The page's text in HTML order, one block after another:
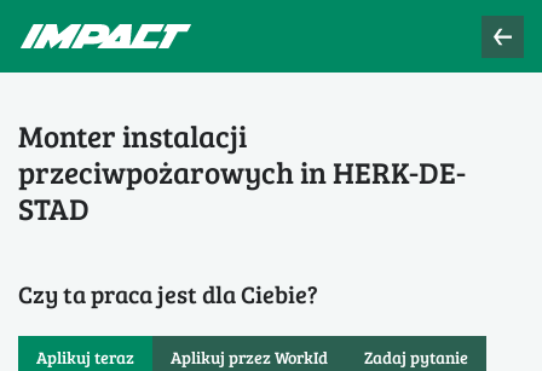
Monter instalacji
przeciwpożarowych in HERK-DE-
STAD
Czy ta praca jest dla Ciebie?
Aplikuj teraz Aplikuj przez WorkId Zadaj pytanie